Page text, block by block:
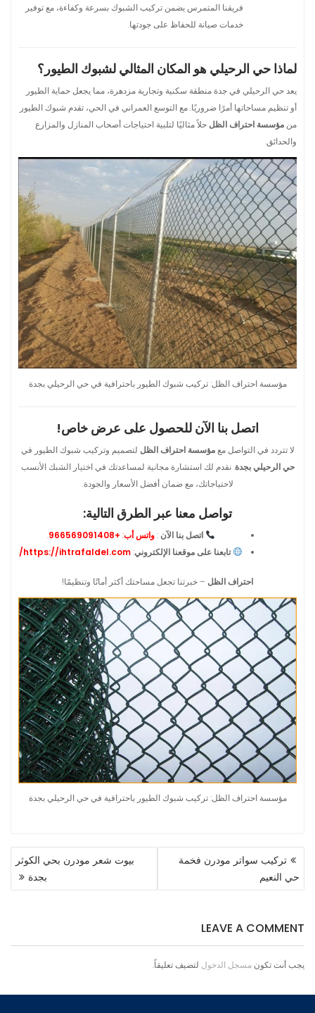
فريقنا المتمرس يضمن تركيب الشبوك بسرعة وكفاءة، مع توفير
خدمات صيانة للحفاظ على جودتها.
لماذا حي الرحيلي هو المكان المثالي لشبوك الطيور؟
يعد حي الرحيلي في جدة منطقة سكنية وتجارية مزدهرة، مما يجعل حماية الطيور
أو تنظيم مساحاتها أمرًا ضروريًا. مع التوسع العمراني في الحي، تقدم شبوك الطيور
من مؤسسة احتراف الظل حلاً مثاليًا لتلبية احتياجات أصحاب المنازل والمزارع
والحدائق.
مؤسسة احتراف الظل: تركيب شبوك الطيور باحترافية في حي الرحيلي بجدة
اتصل بنا الآن للحصول على عرض خاص!
لا تتردد في التواصل معمؤسسة احتراف الظل لتصميم وتركيب شبوك الطيور في
حي الرحيلي بجدة. نقدم لك استشارة مجانية لمساعدتك في اختيار الشبك الأنسب
لاحتياجاتك، مع ضمان أفضل الأسعار والجودة.
تواصل معنا عبر الطرق التالية:
اتصل بنا الآن :واتس أب:
+966569091408
.
تابعنا على موقعنا الإلكتروني:
https://ihtrafaldel.com/
احتراف الظل – خبرتنا تجعل مساحتك أكثر أمانًا وتنظيمًا!
مؤسسة احتراف الظل: تركيب شبوك الطيور باحترافية في حي الرحيلي بجدة
تصفّح
المقالات
تركيب سواتر مودرن فخمة
حي النعيم
بيوت شعر مودرن بحي الكوثر
بجدة
LEAVE A COMMENT
يجب أنت تكون مسجل الدخول لتضيف تعليقاً.